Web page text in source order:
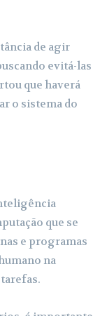
de agir
evitá-las
que haverá
o sistema do
que se
e programas
na